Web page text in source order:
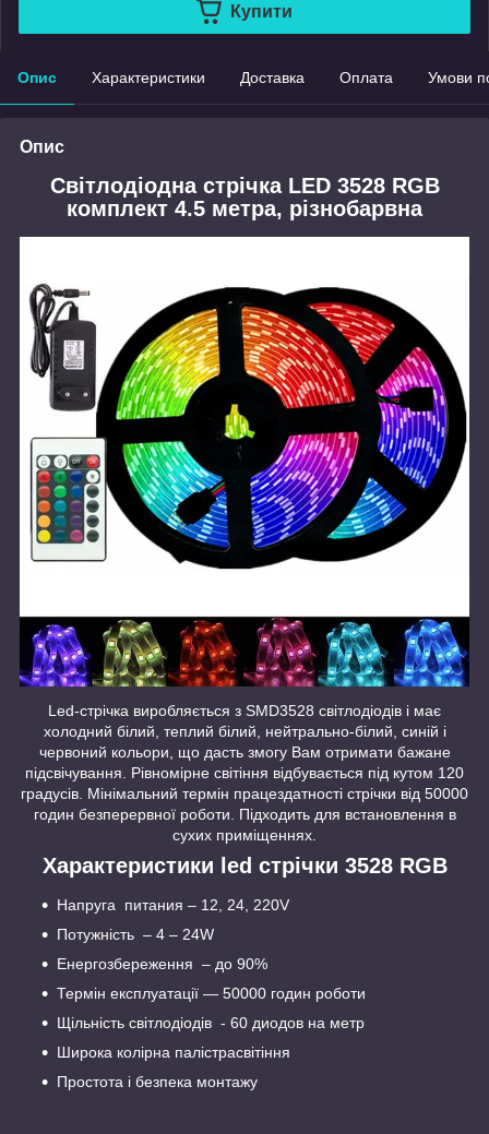
Купити
Опис Характеристики Доставка Оплата Умови
Опис
Світлодіодна стрічка LED 3528 RGB
комплект 4.5 метра, різнобарвна
Led-стрічка виробляється з SMD3528 світлодіодів і має
холодний білий, теплий білий, нейтрально-білий, синій і
червоний кольори, що дасть змогу Вам отримати бажане
підсвічування. Рівномірне світіння відбувається під кутом 120
градусів. Мінімальний термін працездатності стрічки від 50000
годин безперервної роботи. Підходить для встановлення в
сухих приміщеннях.
Характеристики led стрічки 3528 RGB
Напруга питания – 12, 24, 220V
Потужність – 4 – 24W
Енергозбереження – до 90%
Термін експлуатації — 50000 годин роботи
Щільність світлодіодів - 60 диодов на метр
Широка колірна палістрасвітіння
Простота і безпека монтажу